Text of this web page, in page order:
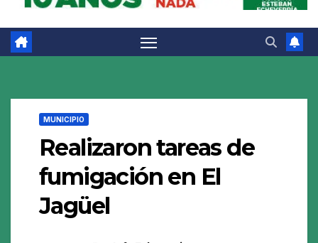
MUNICIPIO
Realizaron tareas de
fumigación en El
Jagüel